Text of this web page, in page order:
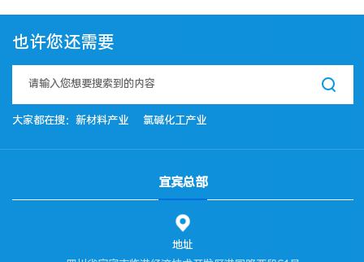
也许您还需要
大家都在搜： 新材料产业 氯碱化工产业
宜宾总部
地址